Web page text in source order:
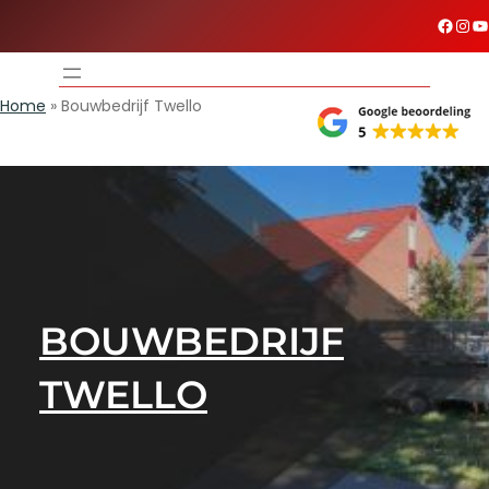
# InstagramYouTube
Home » Bouwbedrijf Twello
BOUWBEDRIJF
TWELLO